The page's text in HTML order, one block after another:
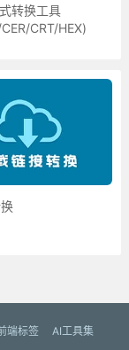
转换工具
CRT/HEX)
端标签
AI工具集